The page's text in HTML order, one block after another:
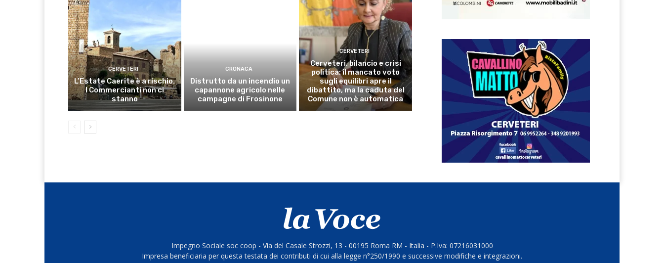
CERVETERI
L’Estate Caerite è a rischio.
I Commercianti non ci
stanno
CRONACA
Distrutto da un incendio un
capannone agricolo nelle
campagne di Frosinone
CERVETERI
Cerveteri, bilancio e crisi
politica: il mancato voto
sugli equilibri apre il
dibattito, ma la caduta del
Comune non è automatica
Impegno Sociale soc coop - Via del Casale Strozzi, 13 - 00195 Roma RM - Italia - P.Iva: 07216031000
Impresa beneficiaria per questa testata dei contributi di cui alla legge n°250/1990 e successive modifiche e integrazioni.